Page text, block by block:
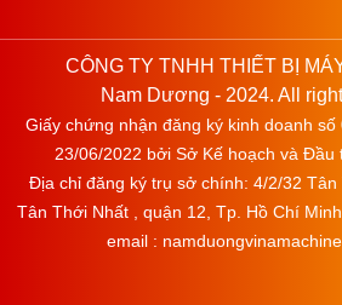
CÔNG TY TNHH THIẾT BỊ
Nam Dương - 2024. All
Giấy chứng nhận đăng ký kinh doanh
23/06/2022 bởi Sở Kế hoạch và Đầu
Địa chỉ đăng ký trụ sở chính: 4/2/32
Tân Thới Nhất , quận 12, Tp. Hồ Chí Minh
email :